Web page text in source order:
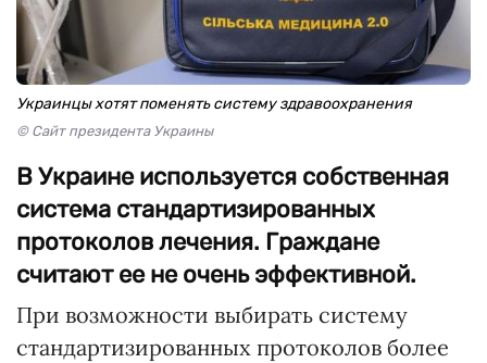
Украинцы хотят поменять систему здравоохранения
© Сайт президента Украины
В Украине используется собственная
система стандартизированных
протоколов лечения. Граждане
считают ее не очень эффективной.
При возможности выбирать систему
стандартизированных протоколов более